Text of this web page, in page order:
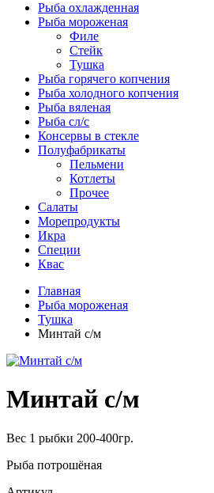
Рыба охлажденная
Рыба мороженая
Филе
Стейк
Тушка
Рыба горячего копчения
Рыба холодного копчения
Рыба вяленая
Рыба сл/с
Консервы в стекле
Полуфабрикаты
Пельмени
Котлеты
Прочее
Салаты
Морепродукты
Икра
Специи
Квас
Главная
Рыба мороженая
Тушка
Минтай с/м
Минтай с/м
Вес 1 рыбки 200-400гр.
Рыба потрошёная